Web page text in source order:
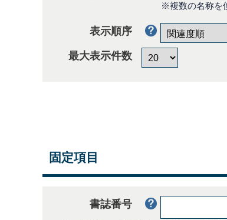
※複数の名称を
表示順序
最大表示件数
固定項目
書誌番号